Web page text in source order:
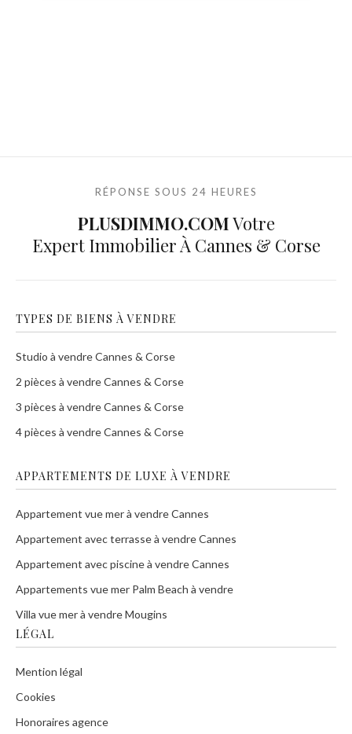
RÉPONSE SOUS 24 HEURES
PLUSDIMMO.COMVotre
Expert Immobilier À Cannes & Corse
TYPES DE BIENS À VENDRE
Studio à vendre Cannes & Corse
2 pièces à vendre Cannes & Corse
3 pièces à vendre Cannes & Corse
4 pièces à vendre Cannes & Corse
APPARTEMENTS DE LUXE À VENDRE
Appartement vue mer à vendre Cannes
Appartement avec terrasse à vendre Cannes
Appartement avec piscine à vendre Cannes
Appartements vue mer Palm Beach à vendre
Villa vue mer à vendre Mougins
LÉGAL
Mention légal
Cookies
Honoraires agence